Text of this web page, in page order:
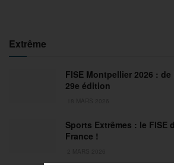
Extrême
FISE Montpellier 2026 :
29e édition
Sports Extrêmes : le FISE
France !